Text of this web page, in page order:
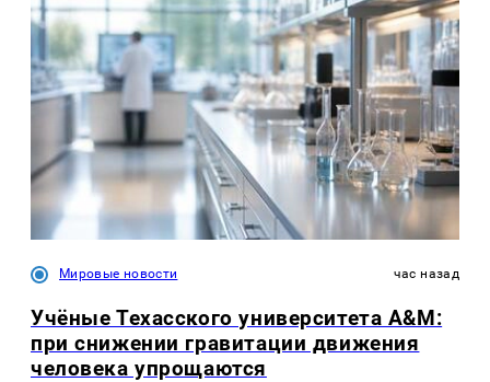
Мировые новости час назад
Учёные Техасского университета A&M:
при снижении гравитации движения
человека упрощаются